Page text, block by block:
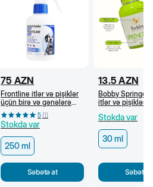
75 AZN
Frontline itlər və pişiklər
üçün birə və gənələrə
qarşı sprey, 250 ml
5(1)
Stokda var
250 ml
Səbətə at
13.5 AZN
Bobby
itlər və pişiklər
Stokda var
30 ml
Səbətə